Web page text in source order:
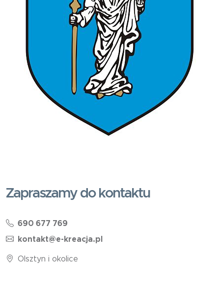
Zapraszamy do kontaktu
690 677 769
kontakt@e-kreacja.pl
Olsztyn i okolice